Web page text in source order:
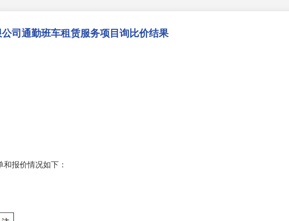
司通勤班车租赁服务项目询比价结果
和报价情况如下：